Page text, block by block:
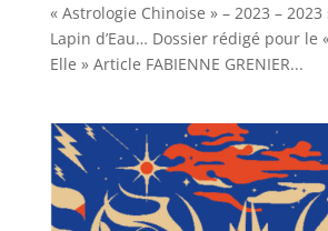
« Astrologie Chinoise » – 2023 –
Lapin d’Eau… Dossier rédigé pour le
Elle » Article FABIENNE GRENIER...